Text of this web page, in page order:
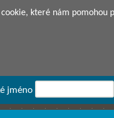
cookie, které nám
jméno